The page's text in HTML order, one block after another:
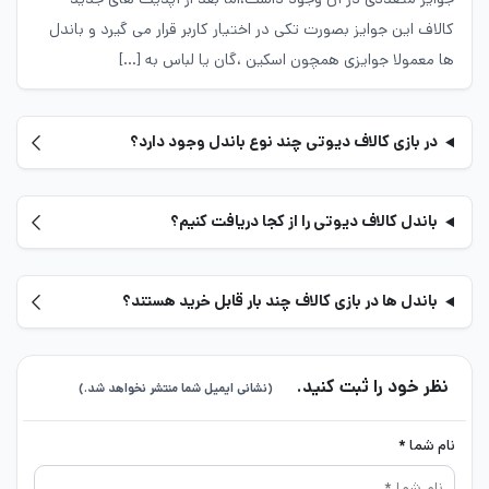
باندل آمازون پرایم کالاف دیوتی موبایل محصولی از شرکت آمازون
است که به طور اختصاصی برای بازی کالاف دیوتی منتشر شده است. با
خرید باندل کالاف دیوتی موبایل، این محصول به شکل هدیه در ایمیل
پلیرها موجود می‌شود. محصولات موجود شده معمولا در قالب یک
محصول، اسلحه یا
هستند. این محصول به‌صورت کریت
در بخش محصولات کالاف دیوتی قرار دارد.
چگونه باندل آمازون کالاف را فعال کنیم؟
برخلاف خرید سی پیکه با اطلاعات اکانت شما دریافت می‌شود، برای
خرید باندل کالاف دیوتی موبایل نیازی به این اطلاعات نیست. فعال
کردن این باندل با واریز UID انجام می‌شود. برای تهیه UID به اکانت
کالاف این جوایز بصورت تکی در اختیار کاربر قرار می گیرد و باندل
ها معمولا جوایزی همچون اسکین ،گان یا لباس به […]
در بازی کالاف دیوتی چند نوع باندل وجود دارد؟
باندل کالاف دیوتی را از کجا دریافت کنیم؟
باندل ها در بازی کالاف چند بار قابل خرید هستند؟
نظر خود را ثبت کنید. (نشانی ایمیل شما منتشر نخواهد شد.)
نام شما *